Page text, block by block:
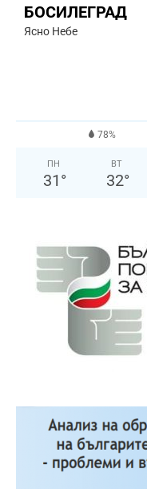
БОСИЛЕГРАД
Ясно Небе
78%
ПН
31 °
ВТ
32°